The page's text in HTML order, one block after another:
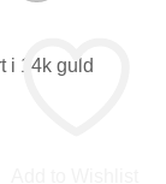
i 14k guld